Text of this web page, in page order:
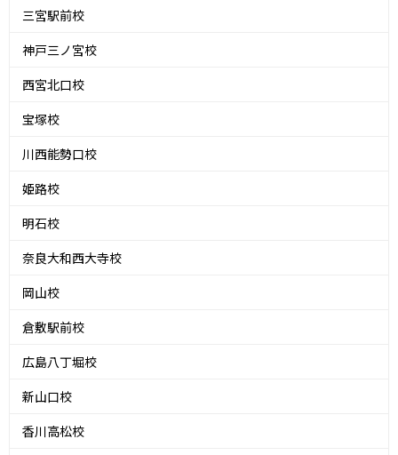
三宮駅前校
神戸三ノ宮校
西宮北口校
宝塚校
川西能勢口校
姫路校
明石校
奈良大和西大寺校
岡山校
倉敷駅前校
広島八丁堀校
新山口校
香川高松校